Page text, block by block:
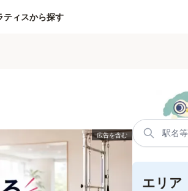
ティスから探す
エリア